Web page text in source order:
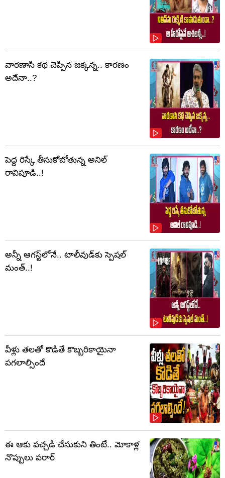
వారణాసి కథ చెప్పిన జక్కన్న.. కారణం
అదేనా..?
పెద్ద రిస్కే తీసుకోబోతున్న అనిల్
రావిపూడి..!
అన్నీ ఆగస్ట్‌లోనే.. టాలీవుడ్‌కు స్పెషల్
మంత్..!
వీళ్లు తలతో కొడితే కొబ్బరికాయైనా
పగలాల్సిందే
ఈ ఆకు పచ్చడి చేసుకుని తింటే.. మోకాళ్ల
నొప్పులు పరార్‌